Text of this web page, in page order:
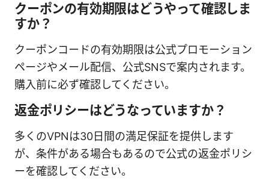
クーポンの有効期限はどうやって確認しま
すか？
クーポンコードの有効期限は公式プロモーション
ページやメール配信、公式SNSで案内されます。
購入前に必ず確認してください。
返金ポリシーはどうなっていますか？
多くのVPNは30日間の満足保証を提供します
が、条件がある場合もあるので公式の返金ポリシ
ーを確認してください。